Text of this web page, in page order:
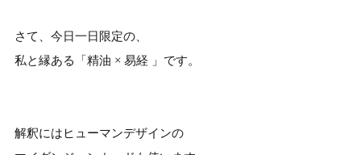
さて、今日一日限定の、
私と縁ある「精油 × 易経 」です。
解釈にはヒューマンデザインの